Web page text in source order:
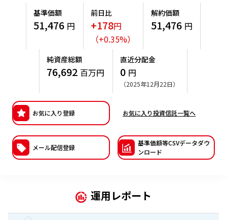
こだわりのインデックスファンド 購入・換金手数料なしシ
リーズ
確定拠出年金について
確定拠出年金制度について
確定拠出年金での商品の選び方について
確定拠出年金 基準価額一覧
よくあるご質問
サステナビリティ推進体制
ニッセイアセットの重要課題
サステナビリティへの取り組み
サステナビリティレポート
サステナブル投資
日本版スチュワードシップ・コードへの対応
ESGへの取り組み
サステナビリティレポート等
採用情報
公式キャラクターのご紹介
資産形成はじめるなら
基準価額
51,476 円
前日比
+178円
（+0.35%）
解約価額
51,476 円
純資産総額
76,692 百万円
直近分配金
0 円
（2025年12月22日）
お気に入り登録 お気に入り投資信託一覧へ
メール配信登録
基準価額等CSVデータダウ
ンロード
運用レポート